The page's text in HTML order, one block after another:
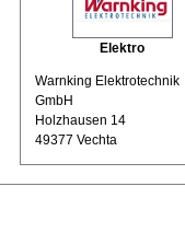
Elektro
Warnking Elektrotechnik
GmbH
Holzhausen 14
49377 Vechta